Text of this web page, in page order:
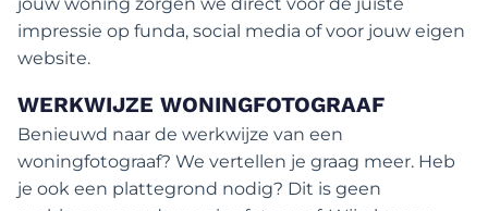
impressie op funda, social media of voor jouw eigen
website.
WERKWIJZE WONINGFOTOGRAAF
Benieuwd naar de werkwijze van een
woningfotograaf? We vertellen je graag meer. Heb
je ook een plattegrond nodig? Dit is geen